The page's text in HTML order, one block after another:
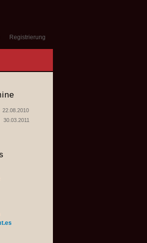
Registrierung
22.08.2010
30.03.2011